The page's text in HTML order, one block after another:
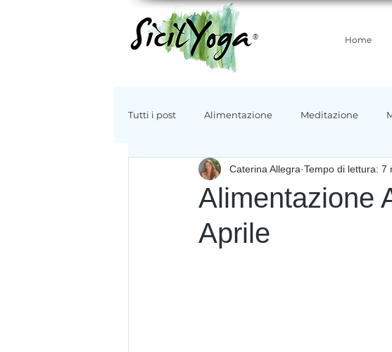
® Home
Tutti i post Alimentazione Meditazione
Ambiente Tradizioni yoga
Alimentazione
Aprile
Caterina Allegra Tempo di lettura: 7